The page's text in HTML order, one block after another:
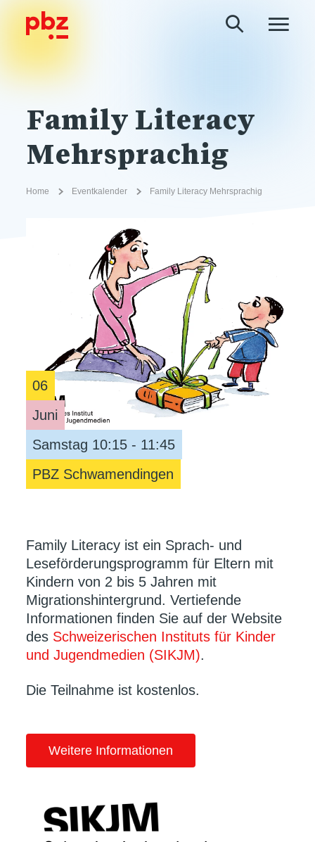
Family Literacy
Mehrsprachig
Home Eventkalender Family Literacy Mehrsprachig
06
Juni
Samstag 10:15 - 11:45
PBZ Schwamendingen
Family Literacy ist ein Sprach- und
Leseförderungsprogramm für Eltern mit
Kindern von 2 bis 5 Jahren mit
Migrationshintergrund. Vertiefende
Informationen finden Sie auf der Website
des Schweizerischen Instituts für Kinder
und Jugendmedien (SIKJM).
Die Teilnahme ist kostenlos.
Weitere Informationen